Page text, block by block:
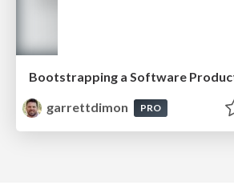
Bootstrapping a Software
garrettdimon
PRO